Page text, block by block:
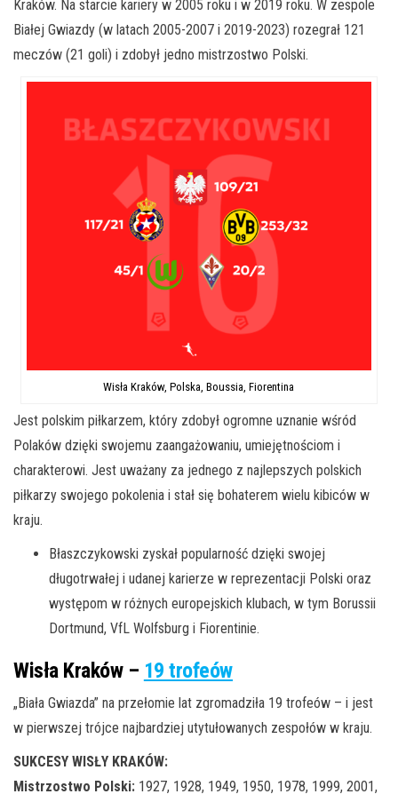
Kraków. Na starcie kariery w 2005 roku i w 2019 roku. W zespole
Białej Gwiazdy (w latach 2005-2007 i 2019-2023) rozegrał 121
meczów (21 goli) i zdobył jedno mistrzostwo Polski.
Wisła Kraków, Polska, Boussia, Fiorentina
Jest polskim piłkarzem, który zdobył ogromne uznanie wśród
Polaków dzięki swojemu zaangażowaniu, umiejętnościom i
charakterowi. Jest uważany za jednego z najlepszych polskich
piłkarzy swojego pokolenia i stał się bohaterem wielu kibiców w
kraju.
Błaszczykowski zyskał popularność dzięki swojej
długotrwałej i udanej karierze w reprezentacji Polski oraz
występom w różnych europejskich klubach, w tym Borussii
Dortmund, VfL Wolfsburg i Fiorentinie.
Wisła Kraków – 19 trofeów
„Biała Gwiazda” na przełomie lat zgromadziła 19 trofeów – i jest
w pierwszej trójce najbardziej utytułowanych zespołów w kraju.
SUKCESY WISŁY KRAKÓW:
Mistrzostwo Polski: 1927, 1928, 1949, 1950, 1978, 1999, 2001,